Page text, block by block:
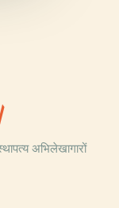
अभिलेखागारों